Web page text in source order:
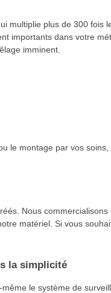
multiplie plus de 300 fois
importants dans votre
imminent.
le montage par vos
Nous
matériel. Si vous
la simplicité
le système de